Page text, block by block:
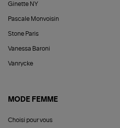
Ginette NY
Pascale Monvoisin
Stone Paris
Vanessa Baroni
Vanrycke
MODE FEMME
Choisi pour vous